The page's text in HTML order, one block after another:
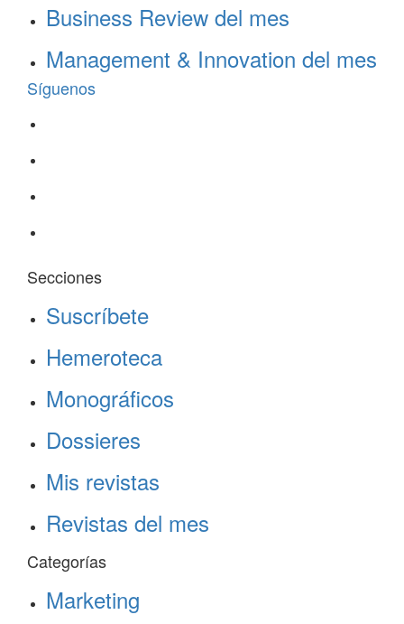
Business Review del mes
Management & Innovation del mes
Síguenos
Secciones
Suscríbete
Hemeroteca
Monográficos
Dossieres
Mis revistas
Revistas del mes
Categorías
Marketing